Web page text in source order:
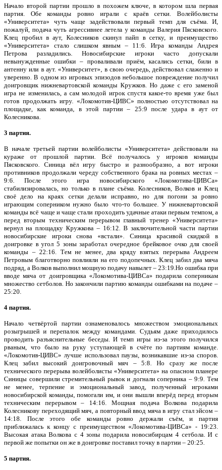
Начало второй партии прошло в похожем ключе, в котором шла первая
партия. Обе команды ровно играли с краёв сетки. Волейболисты
«Университета» чуть чаще задействовали первый темп для съёма. И,
пожалуй, подача чуть агрессивнее летела у команды Валерия Пясковского.
Клец пробил в аут, Колесников скинул пайп в сетку, и преимущество
«Университета» стало слишком явным – 11:6. Игра команды Андрея
Петрова разладились. Новосибирские игроки часто допускали
невынужденные ошибки – проваливали приём, касались сетки, били в
антенну или в аут. «Университет», в свою очередь, действовал слаженно и
уверенно. В одном из игровых эпизодов небольшое повреждение получил
доигровщик нижневартовской команды Кружков. Но даже с его заменой
игра не изменилась, а сам молодой игрок спустя какое-то время уже был
готов продолжать игру. «Локомотив-ЦИВС» полностью отсутствовал на
площадке, как команда, в этой партии – 25:9 после удара в аут от
Колесникова.
3 партия.
В начале третьей партии волейболисты «Университета» действовали на
кураже от прошлой партии. Всё получалось у игроков команды
Пясковского. Синица вёл игру быстро и разнообразно, а вот игроки
противников продолжали череду собственного брака на ровных местах –
9:6. После этого игра новосибирского «Локомотива-ЦИВСа»
стабилизировалась, но только в плане съёма. Колесников, Волков и Клец
своё дело на краях сетки делали исправно, но для погони за ровно
играющим соперником нужно было что-то большее. У нижневартовской
команды всё чаще и чаще стали проходить удачные атаки первым темпом, а
перед вторым техническим перерывом главный тренер «Университета»
вернул на площадку Кружкова – 16:12. В заключительной части партии
новосибирские игроки снова «встали». Синица красивой скидкой в
доигровке в угол 5 зоны заработал очередное брейковое очко для своей
команды – 22:16. Тем не менее, два кряду взятых перерыва Андреем
Петровым благотворно повлияли на его подопечных. Клец забил два мяча
подряд, а Волков выполнил мощную подачу навылет – 23:19.Но ошибка при
вводе мяча от доигровщика «Локомотива-ЦИВСа» подарила соперникам
множество сетболов. Но закончили партию команды ошибками на подаче –
25:20.
4 партия.
Начало четвёртой партии ознаменовалось множеством эмоциональных
розыгрышей и перепалок между командами. Судьям даже приходилось
проводить разъяснительные беседы. И темп игры из-за этого получился
рваным, что было на руку уступающей в счёте по партиям команде.
«Локомотив-ЦИВС» лучше использовал паузы, возникавшие из-за споров.
Клец забил высокий доигровочный мяч – 5:8. Но сразу же после
технического перерыва волейболисты «Университета» на опасном планере
Синицы совершили стремительный рывок и догнали соперника – 9:9. Тем
не менее, терпение и эмоциональный завод, полученный игроками
новосибирской команды, помогали им, и они вышли вперёд перед вторым
техническим перерывом – 14:16. Мощная подача Волкова подарила
Колесникову переходящий мяч, а повторный ввод мяча в игру стал эйсом –
14:18. После этого обе команды ровно держали съём, и партия
приближалась к концу с преимуществом «Локомотива-ЦИВСа» - 19:23.
Высокая атака Волкова с 4 зоны подарила новосибирцам 4 сетбола. И с
первой же попытки он же в доигровке поставил точку в партии – 20:25.
5 партия.